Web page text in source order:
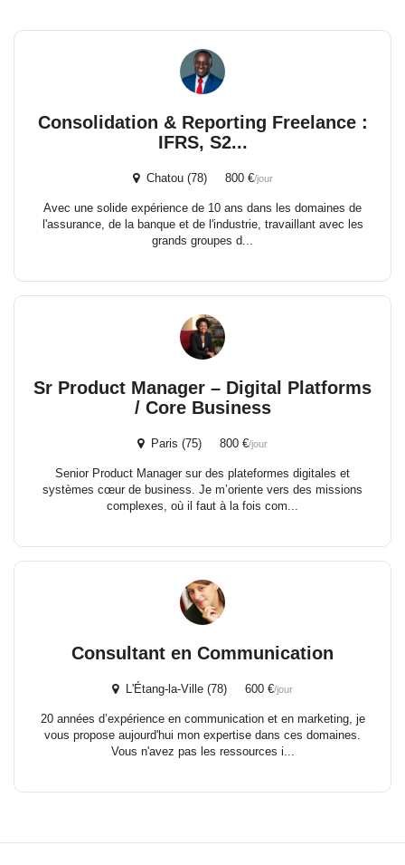
Consolidation & Reporting Freelance :
IFRS, S2...
Chatou (78) 800 €/jour
Avec une solide expérience de 10 ans dans les domaines de
l'assurance, de la banque et de l'industrie, travaillant avec les
grands groupes d...
Sr Product Manager – Digital Platforms
/ Core Business
Paris (75) 800 €/jour
Senior Product Manager sur des plateformes digitales et
systèmes cœur de business. Je m’oriente vers des missions
complexes, où il faut à la fois com...
Consultant en Communication
L'Étang-la-Ville (78) 600 €/jour
20 années d’expérience en communication et en marketing, je
vous propose aujourd'hui mon expertise dans ces domaines.
Vous n'avez pas les ressources i...